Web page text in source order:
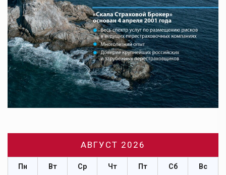
АВГУСТ 2026
Пн Вт Ср Чт Пт Сб Вс